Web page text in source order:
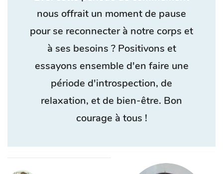
nous offrait un moment de pause
pour se reconnecter à notre corps et
à ses besoins ? Positivons et
essayons ensemble d'en faire une
période d'introspection, de
relaxation, et de bien-être. Bon
courage à tous !